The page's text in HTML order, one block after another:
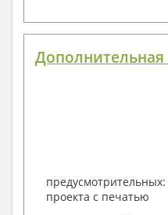
Дополнительная
проекта с печатью